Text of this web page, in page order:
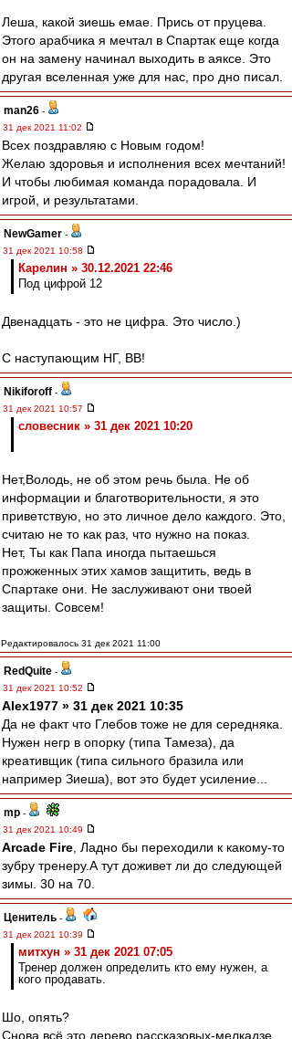
Леша, какой зиешь емае. Прись от пруцева.
Этого арабчика я мечтал в Спартак еще когда
он на замену начинал выходить в аяксе. Это
другая вселенная уже для нас, про дно писал.
man26 -
31 дек 2021 11:02
Всех поздравляю с Новым годом!
Желаю здоровья и исполнения всех мечтаний!
И чтобы любимая команда порадовала. И
игрой, и результатами.
NewGamer -
31 дек 2021 10:58
Карелин » 30.12.2021 22:46
Под цифрой 12
Двенадцать - это не цифра. Это число.)
С наступающим НГ, ВВ!
Nikiforoff -
31 дек 2021 10:57
словесник » 31 дек 2021 10:20
Нет,Володь, не об этом речь была. Не об
информации и благотворительности, я это
приветствую, но это личное дело каждого. Это,
считаю не то как раз, что нужно на показ.
Нет, Ты как Папа иногда пытаешься
прожженных этих хамов защитить, ведь в
Спартаке они. Не заслуживают они твоей
защиты. Совсем!
Редактировалось 31 дек 2021 11:00
RedQuite -
31 дек 2021 10:52
Alex1977 » 31 дек 2021 10:35
Да не факт что Глебов тоже не для середняка.
Нужен негр в опорку (типа Тамеза), да
креативщик (типа сильного бразила или
например Зиеша), вот это будет усиление...
mp -
31 дек 2021 10:49
Arcade Fire , Ладно бы переходили к какому-то
зубру тренеру.А тут доживет ли до следующей
зимы. 30 на 70.
Ценитель -
31 дек 2021 10:39
митхун » 31 дек 2021 07:05
Тренер должен определить кто ему нужен, а
кого продавать.
Шо, опять?
Снова всё это дерево рассказовых-мелкадзе